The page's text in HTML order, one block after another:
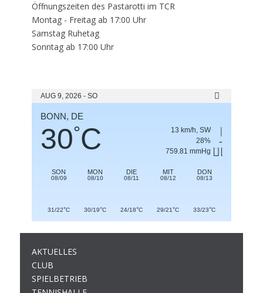
Öffnungszeiten des Pastarotti im TCR
Montag - Freitag ab 17:00 Uhr
Samstag Ruhetag
Sonntag ab 17:00 Uhr
AUG 9, 2026 - SO
BONN, DE
30°C
13 km/h, SW
28%
759.81 mmHg
SON
08/09
MON
08/10
DIE
08/11
MIT
08/12
DON
08/13
31/22°C 30/19°C 24/18°C 29/21°C 33/23°C
AKTUELLES
CLUB
SPIELBETRIEB